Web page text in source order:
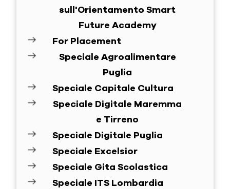
sull'Orientamento Smart
Future Academy
For Placement
Speciale Agroalimentare
Puglia
Speciale Capitale Cultura
Speciale Digitale Maremma
e Tirreno
Speciale Digitale Puglia
Speciale Excelsior
Speciale Gita Scolastica
Speciale ITS Lombardia